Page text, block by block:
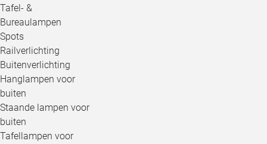
Tafel- &
Bureaulampen
Spots
Railverlichting
Buitenverlichting
Hanglampen voor
buiten
Staande lampen voor
buiten
Tafellampen voor